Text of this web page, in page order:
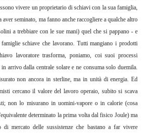
vivere un proprietario di schiavi con la sua famiglia,
aver seminato, ma fanno anche raccogliere a qualche altro
a trebbiare con le sue mani) quel che si pappano - e
schiave che lavorano. Tutti mangiano i prodotti
lavoratore trasforma, poniamo, coi suoi processi
arrivo dalla centrale solare e ne consuma solo duemila.
non ancora in sterline, ma in unità di energia. Ed
cercano il valore del lavoro operaio, subito si scava
non lo misurano in uomini-vapore o in calorie (cosa
determinato la prima volta dal fisico Joule) ma
mercato delle sussistenze che bastano a far vivere